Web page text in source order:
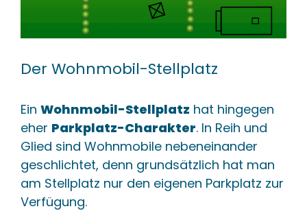
Der Wohnmobil-Stellplatz
Ein Wohnmobil-Stellplatz hat hingegen
eher Parkplatz-Charakter. In Reih und
Glied sind Wohnmobile nebeneinander
geschlichtet, denn grundsätzlich hat man
am Stellplatz nur den eigenen Parkplatz zur
Verfügung.